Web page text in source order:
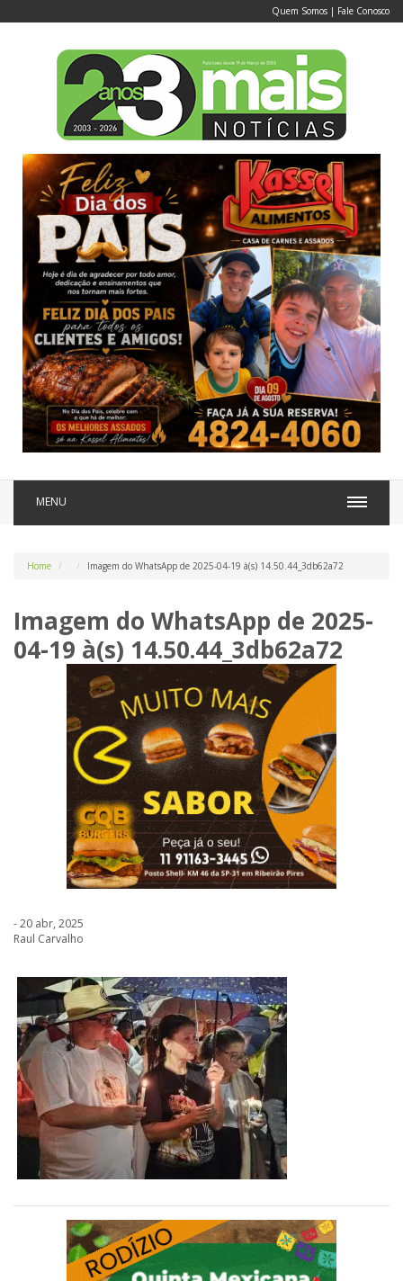
Quem Somos | Fale Conosco
MENU
Home Imagem do WhatsApp de 2025-04-19 à(s) 14.50.44_3db62a72
Imagem do WhatsApp de 2025-
04-19 à(s) 14.50.44_3db62a72
- 20 abr, 2025
Raul Carvalho